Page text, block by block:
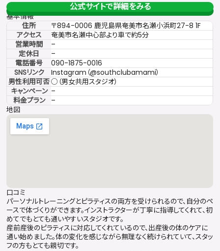
公式サイトで詳細をみる
基本情報
住所
〒894-0006 鹿児島県奄美市名瀬小浜町27-8 1F
アクセス
奄美市名瀬中心部より車で約5分
営業時間
–
定休日
–
電話番号
090-1875-0016
SNSリンク
Instagram（@southclubamami）
男性利用可否○（男女共用スタジオ）
キャンペーン –
料金プラン
–
地図
口コミ
パーソナルトレーニングとピラティスの両方を受けられるので、自分のペ
ースで体づくりができます。インストラクターが丁寧に指導してくれて、初
めてでもとても通いやすいスタジオです。
産前産後のピラティスに対応してくれているので、出産後の体のケアに
通い始めました。体の変化を感じながら無理なく続けられていて、スタッ
フの方もとても親切です。